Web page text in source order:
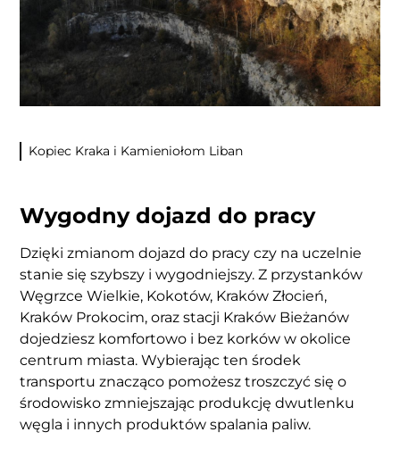
Kopiec Kraka i Kamieniołom Liban
Wygodny dojazd do pracy
Dzięki zmianom dojazd do pracy czy na uczelnie
stanie się szybszy i wygodniejszy. Z przystanków
Węgrzce Wielkie, Kokotów, Kraków Złocień,
Kraków Prokocim, oraz stacji Kraków Bieżanów
dojedziesz komfortowo i bez korków w okolice
centrum miasta. Wybierając ten środek
transportu znacząco pomożesz troszczyć się o
środowisko zmniejszając produkcję dwutlenku
węgla i innych produktów spalania paliw.